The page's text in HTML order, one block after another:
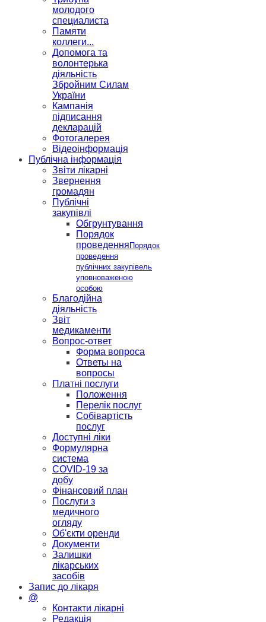
молодого
специалиста
Памяти
коллеги...
Допомога та
волонтерька
діяльність
Збройним Силам
України
Кампанія
підписання
декларацій
Фотогалерея
Відеоінформація
Публічна інформація
Звіти лікарні
Звернення
громадян
Публічні
закупівлі
Обгрунтування
Порядок
проведення Порядок
проведення
публічних закупівель
уповноваженою
особою
Благодійна
діяльність
Звіт
медикаменти
Вопрос-ответ
Форма вопроса
Ответы на
вопросы
Платні послуги
Положення
Перелік послуг
Собівартість
послуг
Доступні ліки
Формулярна
система
COVID-19 за
добу
Фінансовий план
Послуги з
медичного
огляду
Об'єкти оренди
Документи
Залишки
лікарських
засобів
Запис до лікаря
@
Контакти лікарні
Редакція